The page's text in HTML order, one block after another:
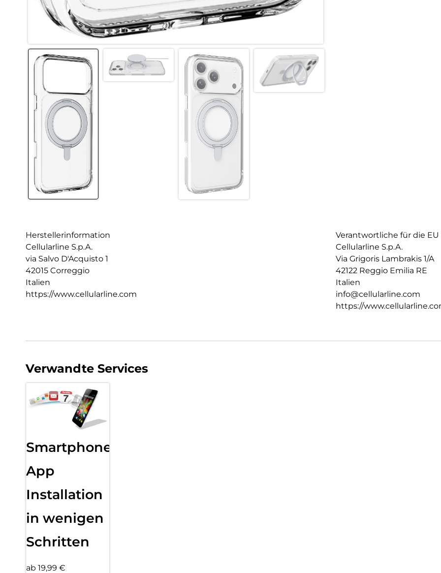
Herstellerinformation
Cellularline S.p.A.
via Salvo D'Acquisto 1
42015 Correggio
Italien
https://www.cellularline.com
Verantwortliche für die EU
Cellularline S.p.A.
Via Grigoris Lambrakis 1/A
42122 Reggio Emilia RE
Italien
info@cellularline.com
https://
Verwandte Services
Smartphone
App
Installation
in wenigen
Schritten
ab 19,99 €